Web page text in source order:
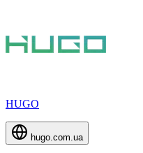
HUGO
hugo.com.ua